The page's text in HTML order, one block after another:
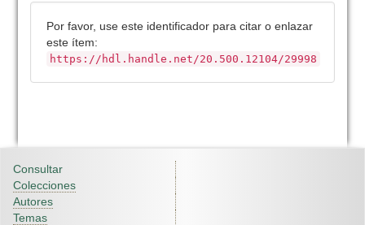
Por favor, use este identificador para citar o enlazar
este ítem:
https://hdl.handle.net/20.500.12104/29998
Consultar
Colecciones
Autores
Temas